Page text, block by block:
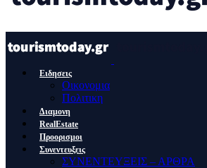
Ειδησεις
Οικονομια
Πολιτικη
Διαμονη
RealEstate
Προορισμοι
Συνεντευξεις
ΣΥΝΕΝΤΕΥΞΕΙΣ – ΑΡΘΡΑ